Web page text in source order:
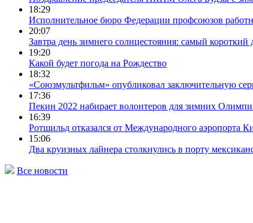
18:29
Исполнительное бюро Федерации профсоюзов
20:07
Завтра день зимнего солнцестояния: самый короткий
19:20
Какой будет погода на Рождество
18:32
«Союзмультфильм» опубликовал заключительную
17:36
Пекин 2022 набирает волонтеров для зимних
16:39
Ротшильд отказался от Международного аэропорта
15:06
Два круизных лайнера столкнулись в порту
Все новости